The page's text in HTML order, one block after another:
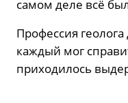
самом деле всё
Профессия
каждый мог
приходилось